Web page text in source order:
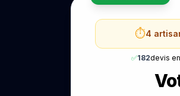
⏱️4
✅182devis